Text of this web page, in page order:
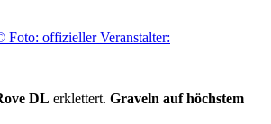
DL erklettert. Graveln auf höchstem